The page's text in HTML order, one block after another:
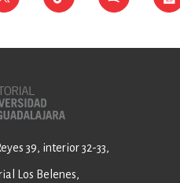
39, interior 32-33,
Los Belenes,